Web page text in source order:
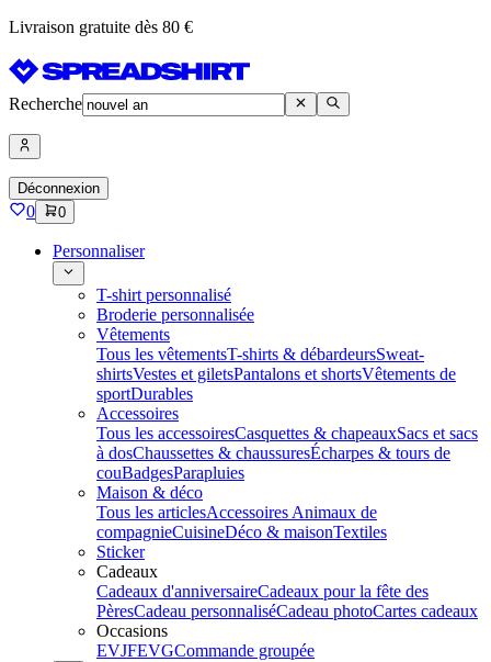
Livraison gratuite dès 80 €
Recherche
Déconnexion
0 0
Personnaliser
T-shirt personnalisé
Broderie personnalisée
Vêtements
Tous les vêtementsT-shirts & débardeursSweat-
shirtsVestes et giletsPantalons et shortsVêtements de
sportDurables
Accessoires
Tous les accessoiresCasquettes & chapeauxSacs et sacs
à dosChaussettes & chaussuresÉcharpes & tours de
couBadgesParapluies
Maison & déco
Tous les articlesAccessoires Animaux de
compagnieCuisineDéco & maisonTextiles
Sticker
Cadeaux
Cadeaux d'anniversaireCadeaux pour la fête des
PèresCadeau personnaliséCadeau photoCartes cadeaux
Occasions
EVJFEVGCommande groupée